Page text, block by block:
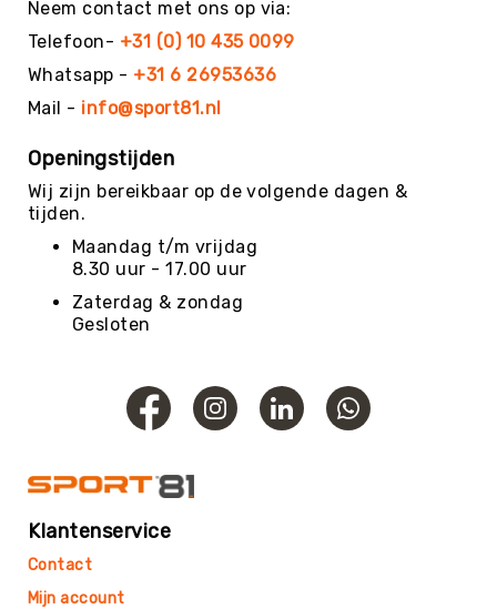
Budget
Beweeg
Wijs
Beweeg
Keuze
Beweeg
Beweeg
Wijs
Advanced
Uitjes
Energizers
Kieshoek
SCHOOLKAMP
Neem contact met ons op via:
Telefoon- +31 (0) 10 435 0099
Whatsapp - +31 6 26953636
Mail - info@sport81.nl
Openingstijden
Wij zijn bereikbaar op de volgende dagen &
tijden.
Maandag t/m vrijdag
8.30 uur - 17.00 uur
Zaterdag & zondag
Gesloten
Klantenservice
Contact
Mijn account